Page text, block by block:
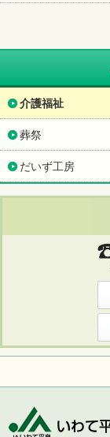
介護福祉
葬祭
だいず工房